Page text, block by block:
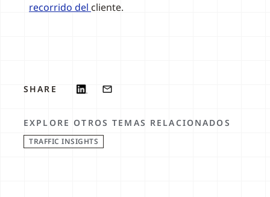
recorrido del cliente.
SHARE
EXPLORE OTROS TEMAS RELACIONADOS
TRAFFIC INSIGHTS